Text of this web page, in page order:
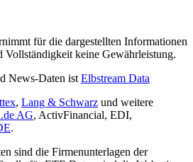
für die dargestellten Informationen
Vollständigkeit keine Gewährleistung.
News-Daten ist Elbstream Data
, Lang & Schwarz und weitere
AG, ActivFinancial, EDI,
.
sind die Firmenunterlagen der